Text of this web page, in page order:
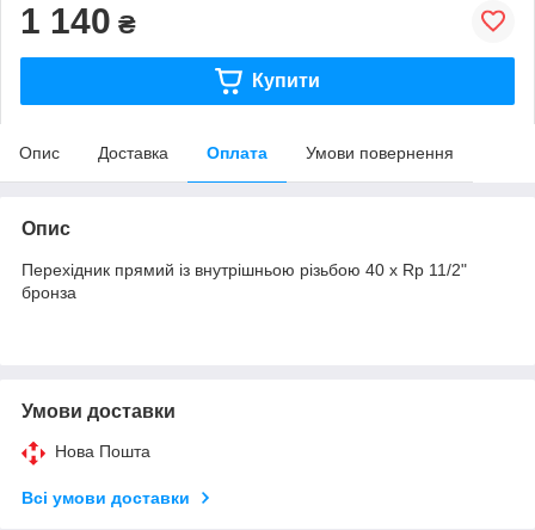
1 140 ₴
Купити
Опис Доставка Оплата Умови повернення
Опис
Перехідник прямий із внутрішньою різьбою 40 x Rp 11/2"
бронза
Умови доставки
Нова Пошта
Всі умови доставки